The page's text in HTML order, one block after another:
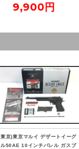
9,900円
東京)東京マルイ デザートイーグ
ル50AE 10インチバレル ガスブ